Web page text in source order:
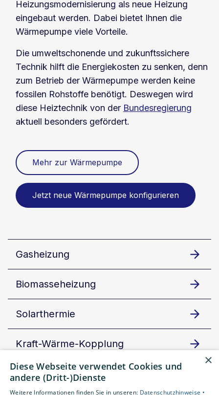
Heizungsmodernisierung als neue Heizung
eingebaut werden. Dabei bietet Ihnen die
Wärmepumpe viele Vorteile.
Die umweltschonende und zukunftssichere
Technik hilft die Energiekosten zu senken, denn
zum Betrieb der Wärmepumpe werden keine
fossilen Rohstoffe benötigt. Deswegen wird
diese Heiztechnik von der Bundesregierung
aktuell besonders gefördert.
Mehr zur Wärmepumpe
Jetzt neue Wärmepumpe konfigurieren
Gasheizung
Biomasseheizung
Solarthermie
Kraft-Wärme-Kopplung
Ölheizung
×
Diese Webseite verwendet Cookies und
andere (Dritt-)Dienste
Weitere Informationen finden Sie in unseren: Datenschutzhinweise •